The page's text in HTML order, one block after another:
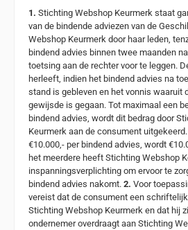
1. Stichting Webshop Keurmerk staat
van de bindende adviezen van de
Webshop Keurmerk door haar leden,
bindend advies binnen twee maanden
toetsing aan de rechter voor te leggen.
herleeft, indien het bindend advies na
stand is gebleven en het vonnis waaruit
gewijsde is gegaan. Tot maximaal een
bindend advies, wordt dit bedrag door
Keurmerk aan de consument
€10.000,- per bindend advies, wordt
het meerdere heeft Stichting Webshop
inspanningsverplichting om ervoor te
bindend advies nakomt. 2. Voor
vereist dat de consument een
Stichting Webshop Keurmerk en dat hij
ondernemer overdraagt aan Stichting